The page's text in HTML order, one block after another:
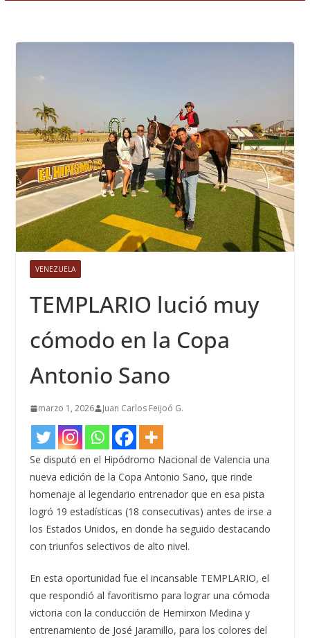
VENEZUELA
TEMPLARIO lució muy
cómodo en la Copa
Antonio Sano
marzo 1, 2026 Juan Carlos Feijoó G.
Se disputó en el Hipódromo Nacional de Valencia una
nueva edición de la Copa Antonio Sano, que rinde
homenaje al legendario entrenador que en esa pista
logró 19 estadísticas (18 consecutivas) antes de irse a
los Estados Unidos, en donde ha seguido destacando
con triunfos selectivos de alto nivel.
En esta oportunidad fue el incansable TEMPLARIO, el
que respondió al favoritismo para lograr una cómoda
victoria con la conducción de Hemirxon Medina y
entrenamiento de José Jaramillo, para los colores del